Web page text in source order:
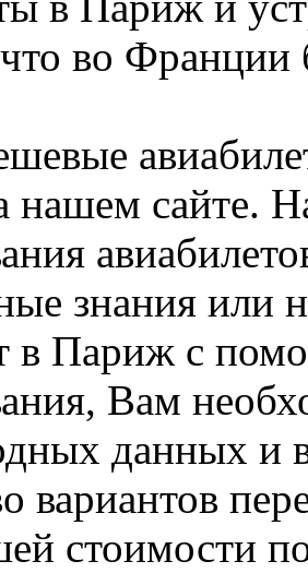
во Франции
нашем сайте.
знания или
в Париж с
Вам
данных и
вариантов
стоимости